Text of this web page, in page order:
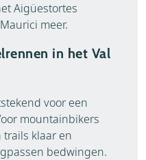
Aigüestortes
meer.
in het Val
voor een
mountainbikers
klaar en
bedwingen.